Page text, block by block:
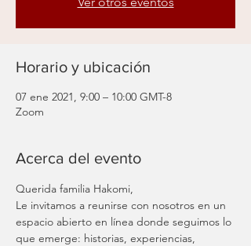
Horario y ubicación
07 ene 2021, 9:00 – 10:00 GMT-8
Zoom
Acerca del evento
Querida familia Hakomi,
Le invitamos a reunirse con nosotros en un
espacio abierto en línea donde seguimos lo
que emerge: historias, experiencias,